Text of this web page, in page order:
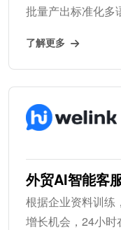
批量产出标准化多
了解更多
外贸AI智能客
根据企业资料训练
增长机会，24小时